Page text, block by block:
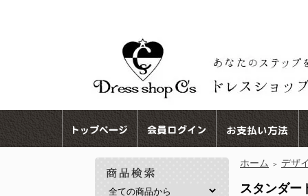
ホーム ＞ デザ
スタンダー